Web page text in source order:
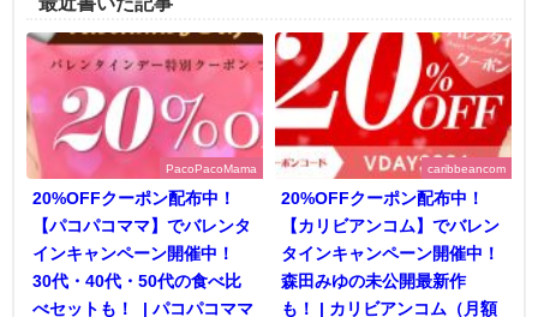
PacoPacoMama
20%OFFクーポン配布中！
【パコパコママ】でバレンタ
インキャンペーン開催中！
30代・40代・50代の食べ比
べセットも！ | パコパコママ
caribbeancom
20%OFFクーポン配布中！
【カリビアンコム】でバレン
タインキャンペーン開催中！
森田みゆの未公開最新作
も！ | カリビアンコム（月額